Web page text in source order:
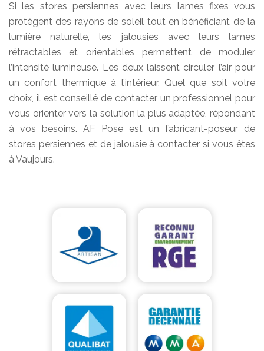
Si les stores persiennes avec leurs lames fixes vous
protègent des rayons de soleil tout en bénéficiant de la
lumière naturelle, les jalousies avec leurs lames
rétractables et orientables permettent de moduler
l’intensité lumineuse. Les deux laissent circuler l’air pour
un confort thermique à l’intérieur. Quel que soit votre
choix, il est conseillé de contacter un professionnel pour
vous orienter vers la solution la plus adaptée, répondant
à vos besoins. AF Pose est un fabricant-poseur de
stores persiennes et de jalousie à contacter si vous êtes
à Vaujours.